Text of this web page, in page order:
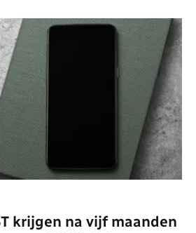
krijgen na vijf maanden